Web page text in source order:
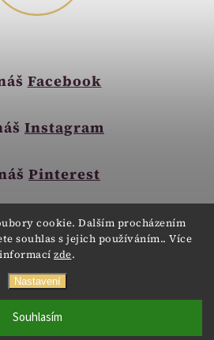
cookie. Dalším procházením
souhlas s jejich používáním.. Více
informací zde.
Nastavení
Souhlasím
zlaticko.cz
Facebook
Instagram
Pinterest
© 2023
práva vyhrazena.
Digitalka.cz